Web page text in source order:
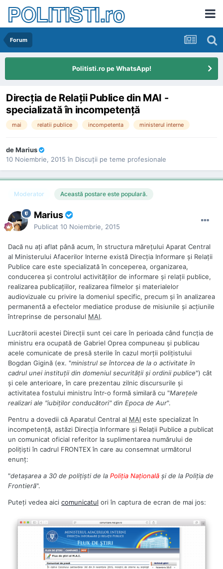
POLITISTI.ro
Forum
Politisti.ro pe WhatsApp!
Direcţia de Relaţii Publice din MAI -
specializată în incompetenţă
mai relatii publice incompetenta ministerul interne
deMarius
10 Noiembrie, 2015 în Discuţii pe teme profesionale
Moderator Această postare este populară.
Marius
Publicat 10 Noiembrie, 2015
Dacă nu aţi aflat până acum, în structura măreţului Aparat Central
al Ministerului Afacerilor Interne există Direcţia Informare şi Relaţii
Publice care este specializată în conceperea, organizarea,
conducerea şi controlul activităţilor de informare şi relaţii publice,
realizarea publicaţiilor, realizarea filmelor şi materialelor
audiovizuale cu privire la domeniul specific, precum şi în analizarea
permanentă a efectelor mediatice produse de misiunile şi acţiunile
întreprinse de personalul MAI.
Lucrătorii acestei Direcţii sunt cei care în perioada când funcţia de
ministru era ocupată de Gabriel Oprea compuneau şi publicau
acele comunicate de presă sterile în cazul morţii poliţistului
Bogdan Gigină (ex. "ministrul se întorcea de la o activitate în
cadrul unei instituţii din domeniul securităţii şi ordinii publice") cât
şi cele anterioare, în care prezentau zilnic discursurile şi
activitatea fostului ministru într-o formă similară cu "Mareţele
realizari ale "iubiţilor conducători" din Epoca de Aur".
Pentru a dovedii că Aparatul Central al MAI este specializat în
incompetenţă, astăzi Direcţia Informare şi Relaţii Publice a publicat
un comunicat oficial referitor la suplimentarea numărului de
poliţişti în cadrul FRONTEX în care au consemnat următorul
enunţ:
"detașarea a 30 de polițiști de la Poliția Națională și de la Poliția de
Frontieră".
Puteţi vedea aici comunicatul ori în captura de ecran de mai jos: